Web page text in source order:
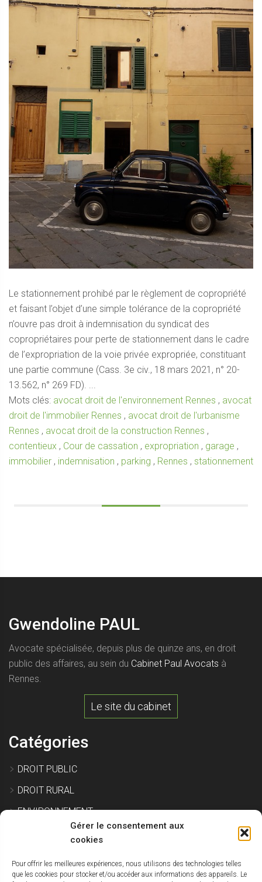
Gérer le consentement aux
cookies
Pour offrir les meilleures expériences, nous utilisons des technologies telles
que les cookies pour stocker et/ou accéder aux informations des appareils. Le
Le stationnement prohibé par le règlement de copropriété
et faisant l’objet d’une simple tolérance de la copropriété
n’ouvre pas droit à indemnisation du syndicat des
copropriétaires pour perte de stationnement dans le cadre
de l’expropriation de la voie privée expropriée, constituant
une partie commune (Cass. 3e civ., 18 mars 2021, n° 20-
13.562, n° 269 FD). ...
Mots clés: avocat droit de l'environnement Rennes , avocat
droit de l'immobilier Rennes , avocat droit de l'urbanisme
Rennes , avocat droit de la construction Rennes ,
contentieux , Cour de cassation , expropriation , garage ,
immobilier , indemnisation , parking , Rennes , stationnement
Gwendoline PAUL
Avocate spécialisée, depuis plus de quinze ans, en droit
public des affaires, au sein du Cabinet Paul Avocats à
Rennes.
Le site du cabinet
Catégories
DROIT PUBLIC
DROIT RURAL
ENVIRONNEMENT
IMMOBILIER ET CONSTRUCTION